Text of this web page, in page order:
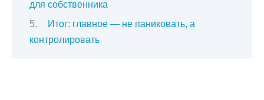
для собственника
Итог: главное — не паниковать, а
контролировать